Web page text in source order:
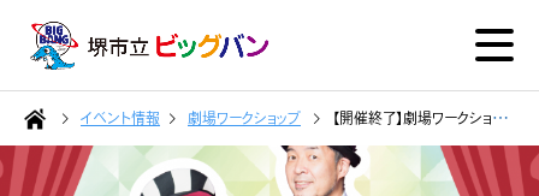
イベント情報 劇場ワークショップ 【開催終了】劇場ワークショップ｜2024年8月12日(日)「イリュージョンマジックショー」